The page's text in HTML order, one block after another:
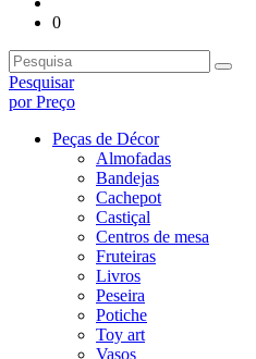
0
Pesquisar
por Preço
Peças de Décor
Almofadas
Bandejas
Cachepot
Castiçal
Centros de mesa
Fruteiras
Livros
Peseira
Potiche
Toy art
Vasos